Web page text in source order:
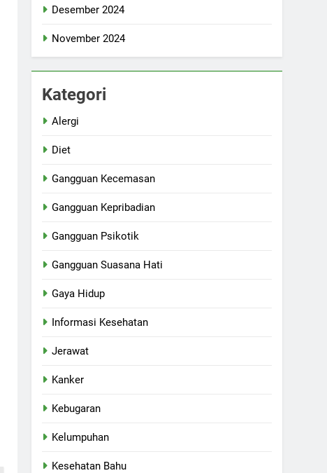
Desember 2024
November 2024
Kategori
Alergi
Diet
Gangguan Kecemasan
Gangguan Kepribadian
Gangguan Psikotik
Gangguan Suasana Hati
Gaya Hidup
Informasi Kesehatan
Jerawat
Kanker
Kebugaran
Kelumpuhan
Kesehatan Bahu